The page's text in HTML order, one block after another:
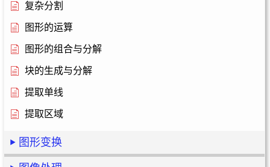
复杂分割
图形的运算
图形的组合与分解
块的生成与分解
提取单线
提取区域
图形变换